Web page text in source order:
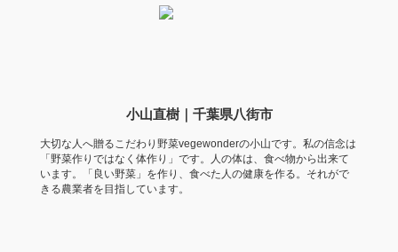
小山直樹｜千葉県八街市
大切な人へ贈るこだわり野菜vegewonderの小山です。私の信念は
「野菜作りではなく体作り」です。人の体は、食べ物から出来て
います。「良い野菜」を作り、食べた人の健康を作る。それがで
きる農業者を目指しています。